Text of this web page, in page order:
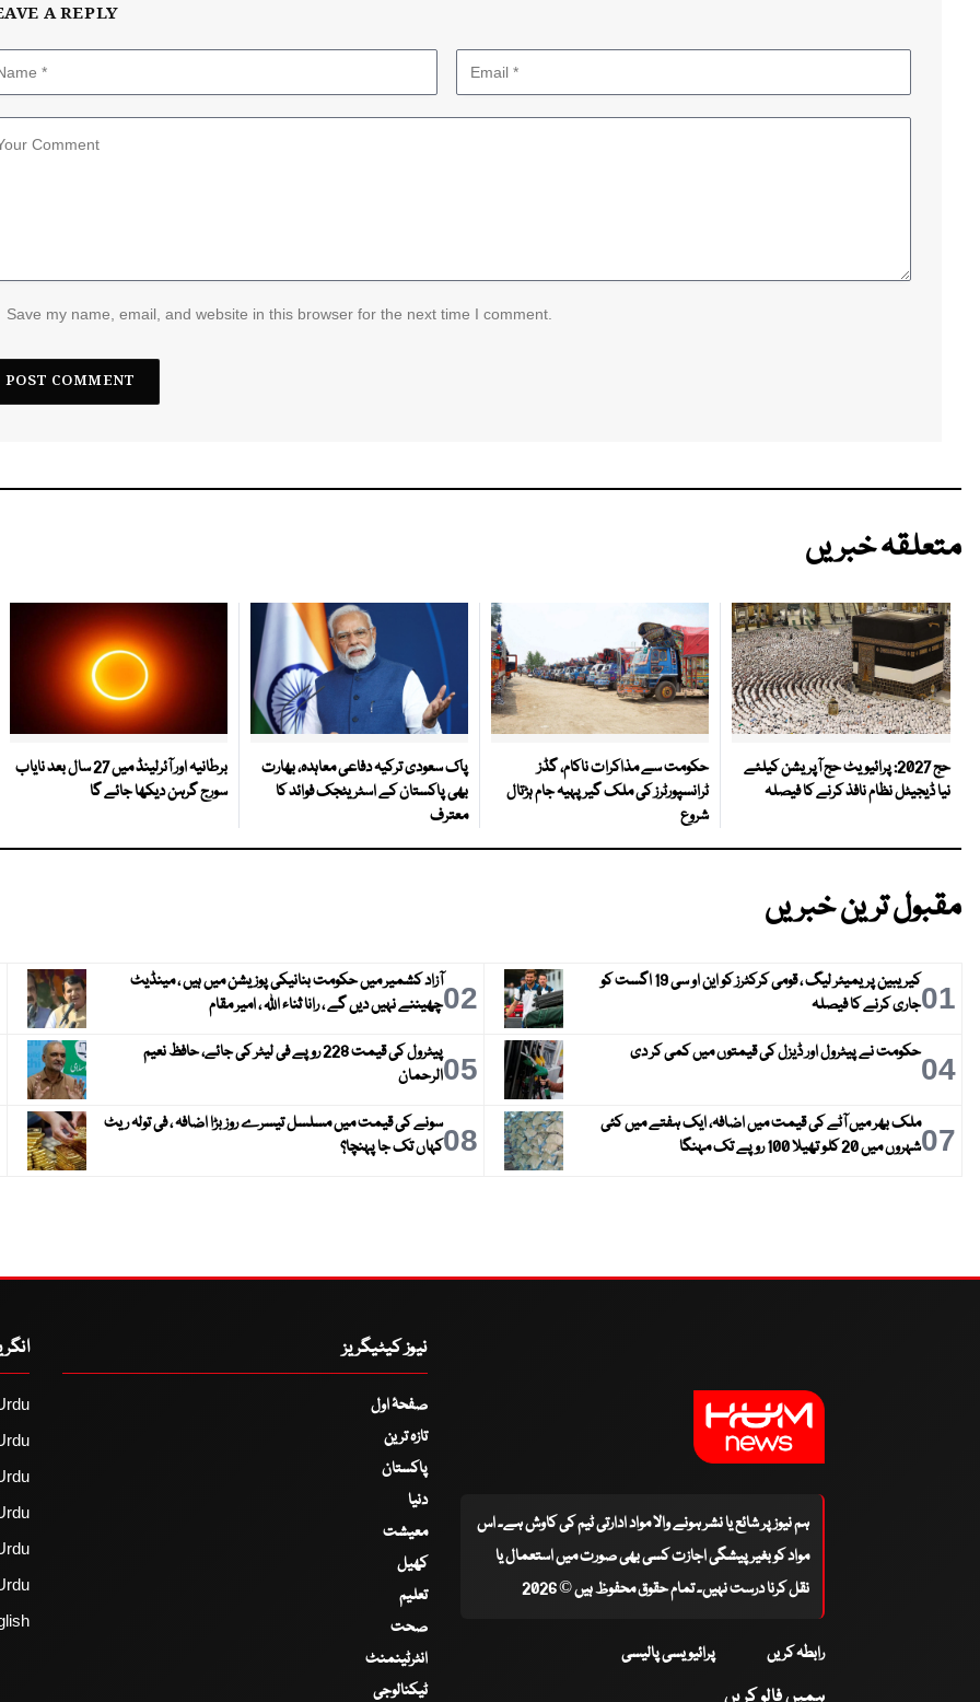
A REPLY
Save my name, email, and website in this browser for the next time I comment.
متعلقہ خبریں
حج 2027: پرائیویٹ حج آپریشن کیلئے
نیا ڈیجیٹل نظام نافذ کرنے کا فیصلہ
حکومت سے مذاکرات ناکام، گڈز
ٹرانسپورٹرز کی ملک گیر پہیہ جام ہڑتال
شروع
پاک سعودی ترکیہ دفاعی معاہدہ، بھارت
بھی پاکستان کے اسٹریٹجک فوائد کا
معترف
برطانیہ اور آئرلینڈ میں 27 سال بعد نایاب
سورج گرہن دیکھا جائے گا
مقبول ترین خبریں
01
کیریبین پریمیئر لیگ ، قومی کرکٹرز کو این او سی 19 اگست کو
جاری کرنے کا فیصلہ
02آزاد کشمیر میں حکومت بنانیکی پوزیشن میں ہیں ، مینڈیٹ
چھیننے نہیں دیں گے ، رانا ثناء اللہ ، امیر مقام
04حکومت نے پیٹرول اور ڈیزل کی قیمتوں میں کمی کر دی 05
پیٹرول کی قیمت 228 روپے فی لیٹر کی جائے، حافظ نعیم
الرحمان
07ملک بھر میں آٹے کی قیمت میں اضافہ، ایک ہفتے میں کئی
شہروں میں 20 کلو تھیلا 100 روپے تک مہنگا
08سونے کی قیمت میں مسلسل تیسرے روز بڑا اضافہ ، فی تولہ ریٹ
کہاں تک جا پہنچا؟
ہم نیوز پر شائع یا نشر ہونے والا مواد ادارتی ٹیم کی کاوش ہے۔ اس
مواد کو بغیر پیشگی اجازت کسی بھی صورت میں استعمال یا
نقل کرنا درست نہیں۔ تمام حقوق محفوظ ہیں © 2026
رابطہ کریں پرائیویسی پالیسی
نیوز کیٹیگریز
صفحۂ اول
تازہ ترین
پاکستان
دنیا
معیشت
کھیل
تعلیم
صحت
انٹرٹینمنٹ
ٹیکنالوجی